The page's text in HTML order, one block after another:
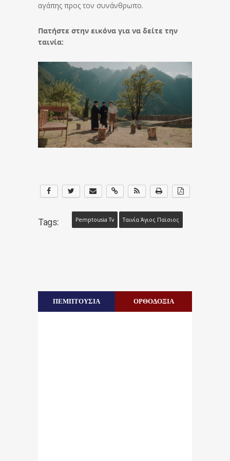
αγάπης προς τον συνάνθρωπο.
Πατήστε στην εικόνα για να δείτε την
ταινία:
Tags: Pemptousia Tv Ταινία Άγιος Παϊσιος
ΠΕΜΠΤΟΥΣΙΑ ΟΡΘΟΔΟΞΙΑ